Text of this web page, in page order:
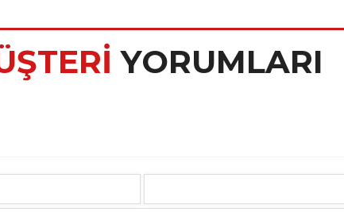
YORUMLARI